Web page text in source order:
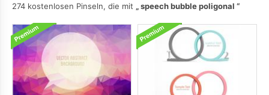
274 kostenlosen Pinseln, die mit
speech bubble poligonal